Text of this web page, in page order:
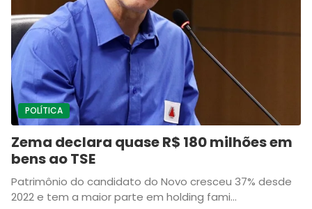
POLÍTICA
Zema declara quase R$ 180 milhões em
bens ao TSE
Patrimônio do candidato do Novo cresceu 37% desde
2022 e tem a maior parte em holding fami...